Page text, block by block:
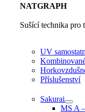
NATGRAPH
Sušící technika
UV
Příslušenství
Sakurai
MS A